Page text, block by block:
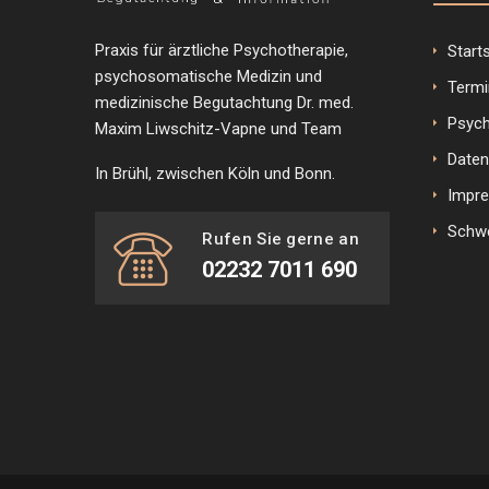
Praxis für ärztliche Psychotherapie,
psychosomatische Medizin und
medizinische Begutachtung Dr. med.
Maxim Liwschitz-Vapne und Team
In Brühl, zwischen Köln und Bonn.
Rufen Sie gerne an
02232 7011 690